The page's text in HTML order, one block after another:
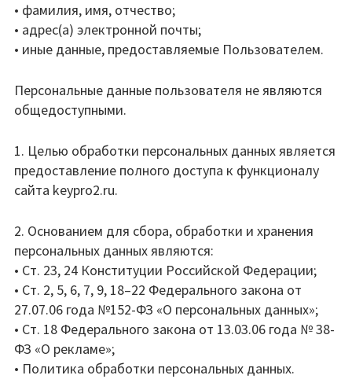
• фамилия, имя, отчество;
• адрес(а) электронной почты;
• иные данные, предоставляемые Пользователем.
Персональные данные пользователя не являются
общедоступными.
1. Целью обработки персональных данных является
предоставление полного доступа к функционалу
сайта keypro2.ru.
2. Основанием для сбора, обработки и хранения
персональных данных являются:
• Ст. 23, 24 Конституции Российской Федерации;
• Ст. 2, 5, 6, 7, 9, 18–22 Федерального закона от
27.07.06 года №152-ФЗ «О персональных данных»;
• Ст. 18 Федерального закона от 13.03.06 года № 38-
ФЗ «О рекламе»;
• Политика обработки персональных данных.